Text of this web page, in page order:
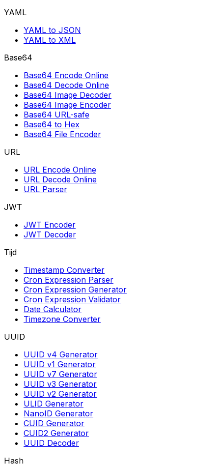
YAML
YAML to JSON
YAML to XML
Base64
Base64 Encode Online
Base64 Decode Online
Base64 Image Decoder
Base64 Image Encoder
Base64 URL-safe
Base64 to Hex
Base64 File Encoder
URL
URL Encode Online
URL Decode Online
URL Parser
JWT
JWT Encoder
JWT Decoder
Tijd
Timestamp Converter
Cron Expression Parser
Cron Expression Generator
Cron Expression Validator
Date Calculator
Timezone Converter
UUID
UUID v4 Generator
UUID v1 Generator
UUID v7 Generator
UUID v3 Generator
UUID v2 Generator
ULID Generator
NanoID Generator
CUID Generator
CUID2 Generator
UUID Decoder
Hash